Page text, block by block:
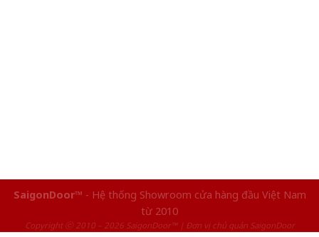
SaigonDoor™ - Hệ thống Showroom cửa hàng đầu Việt Nam
từ 2010
Copyright ⓒ 2010 – 2026 SaigonDoor™ | Đơn vị chủ quản SaigonDoor